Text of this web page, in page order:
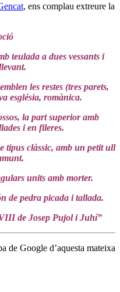
, ens complau extreure la
teulada a dues vessants i
les restes (tres parets,
església, romànica.
la part superior amb
i en fileres.
tipus clàssic, amb un petit ull
units amb morter.
de pedra picada i tallada.
de Josep Pujol i Juhí”
de Google d’aquesta mateixa